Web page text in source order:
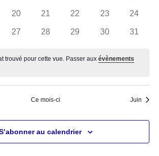
0
20
0
21
0
22
0
23
0
24
0
27
0
28
0
29
0
30
0
31
trouvé pour cette vue. Passer auxévènements
Ce mois-ci Juin
au calendrier